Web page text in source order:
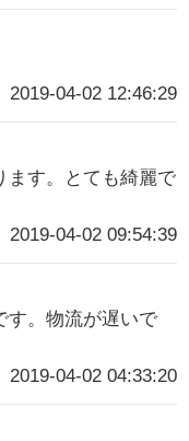
2019-04-02 12:46:29
ます。とても綺麗で
2019-04-02 09:54:39
す。物流が遅いで
2019-04-02 04:33:20